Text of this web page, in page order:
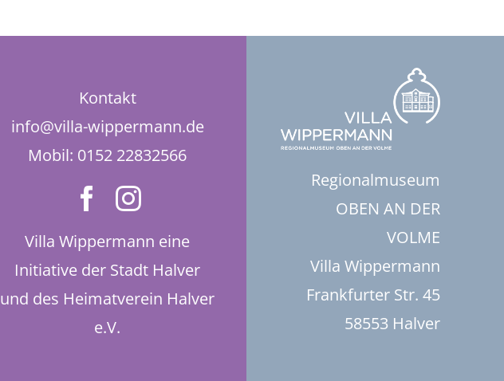
Kontakt
info@villa-wippermann.de
Mobil: 0152 22832566
Villa Wippermann eine
Initiative der Stadt Halver
und des Heimatverein Halver
e.V.
Regionalmuseum
OBEN AN DER
VOLME
Villa Wippermann
Frankfurter Str. 45
58553 Halver